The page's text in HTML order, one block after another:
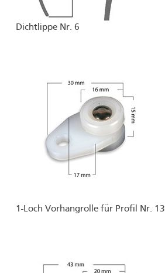
Dichtlippe Nr. 6
1-Loch Vorhangrolle für Profil Nr. 13